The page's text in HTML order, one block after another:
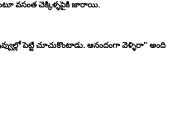
వసంత చెక్కిళ్ళపైకి జారాయి.
పెట్టి చూచుకొంటాడు. ఆనందంగా వెళ్ళిరా" అంది